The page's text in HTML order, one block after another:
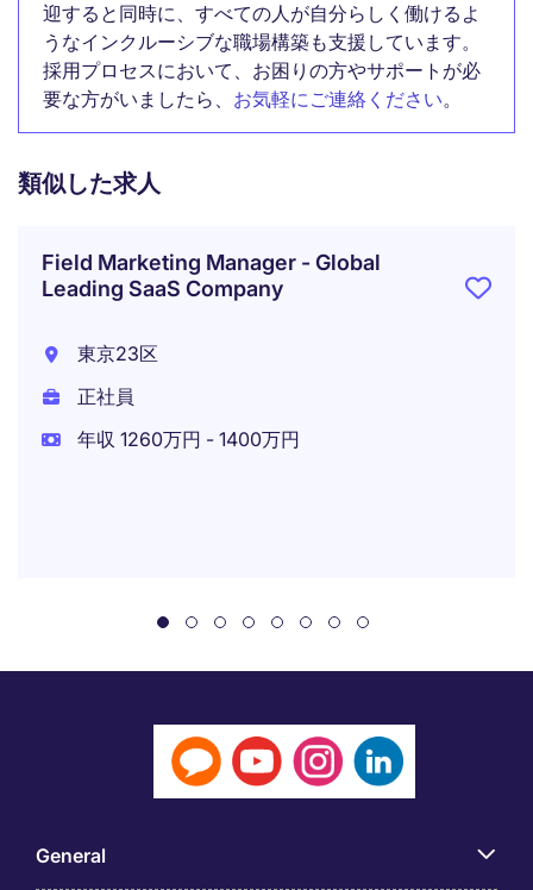
迎すると同時に、すべての人が自分らしく働けるよ
うなインクルーシブな職場構築も支援しています。
採用プロセスにおいて、お困りの方やサポートが必
要な方がいましたら、 お気軽にご連絡ください。
類似した求人
Field Marketing Manager - Global
Leading SaaS Company
東京23区
正社員
年収 1260万円 - 1400万円
General